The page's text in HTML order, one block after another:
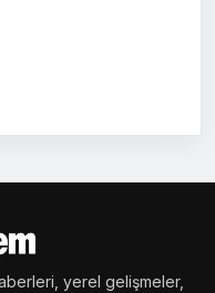
yerel gelişmeler,